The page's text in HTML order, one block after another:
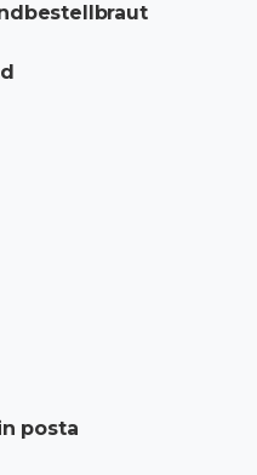
posta